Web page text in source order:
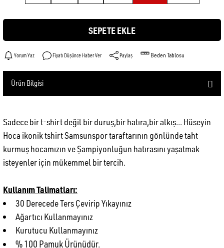
SEPETE EKLE
Yorum Yaz Fiyatı Düşünce Haber Ver Paylaş Beden Tablosu
Ürün Bilgisi
Sadece bir t-shirt değil bir duruş,bir hatıra,bir alkış... Hüseyin
Hoca ikonik tshirt Samsunspor taraftarının gönlünde taht
kurmuş hocamızın ve Şampiyonluğun hatırasını yaşatmak
isteyenler için mükemmel bir tercih.
Kullanım Talimatları:
30 Derecede Ters Çevirip Yıkayınız
Ağartıcı Kullanmayınız
Kurutucu Kullanmayınız
% 100 Pamuk Ürünüdür.